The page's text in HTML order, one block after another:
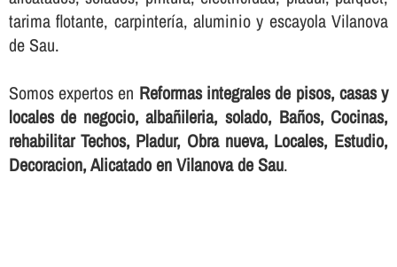
tarima flotante, carpinterí­a, aluminio y escayola Vilanova
de Sau.
Somos expertos en Reformas integrales de pisos, casas y
locales de negocio, albañileria, solado, Baños, Cocinas,
rehabilitar Techos, Pladur, Obra nueva, Locales, Estudio,
Decoracion, Alicatado en Vilanova de Sau.